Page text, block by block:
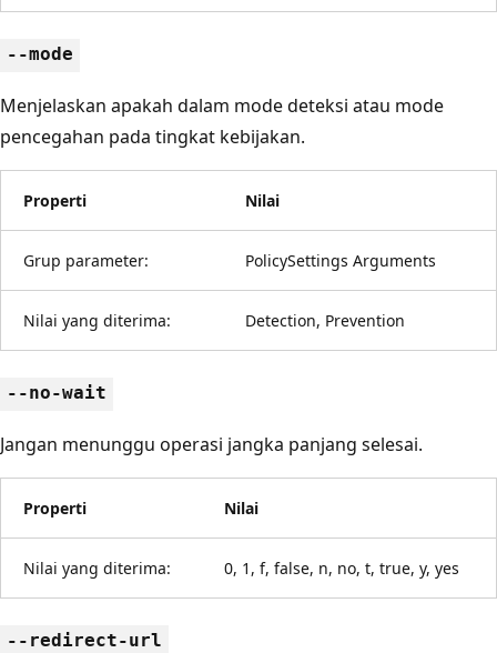
--mode
Menjelaskan apakah dalam mode deteksi atau mode
pencegahan pada tingkat kebijakan.
Properti Nilai
Grup parameter: PolicySettings Arguments
Nilai yang diterima: Detection, Prevention
--no-wait
Jangan menunggu operasi jangka panjang selesai.
Properti Nilai
Nilai yang diterima: 0, 1, f, false, n, no, t, true, y, yes
--redirect-url